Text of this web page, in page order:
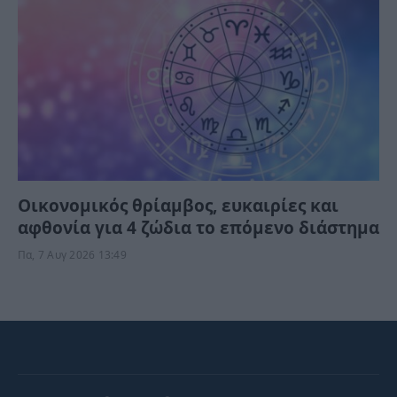
Οικονομικός θρίαμβος, ευκαιρίες και
αφθονία για 4 ζώδια το επόμενο διάστημα
Πα, 7 Αυγ 2026 13:49